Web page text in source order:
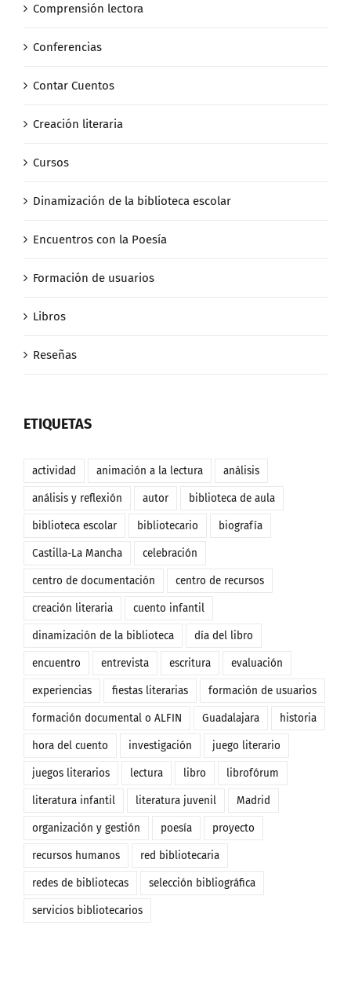
Comprensión lectora
Conferencias
Contar Cuentos
Creación literaria
Cursos
Dinamización de la biblioteca escolar
Encuentros con la Poesía
Formación de usuarios
Libros
Reseñas
ETIQUETAS
actividad animación a la lectura análisis
análisis y reflexión autor biblioteca de aula
biblioteca escolar bibliotecario biografía
Castilla-La Mancha celebración
centro de documentación centro de recursos
creación literaria cuento infantil
dinamización de la biblioteca día del libro
encuentro entrevista escritura evaluación
experiencias fiestas literarias formación de usuarios
formación documental o ALFIN Guadalajara historia
hora del cuento investigación juego literario
juegos literarios lectura libro librofórum
literatura infantil literatura juvenil Madrid
organización y gestión poesía proyecto
recursos humanos red bibliotecaria
redes de bibliotecas selección bibliográfica
servicios bibliotecarios